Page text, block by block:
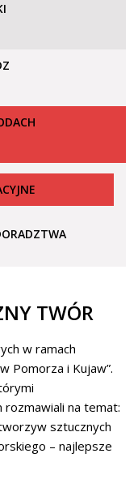
TWÓR
w ramach
Pomorza i Kujaw”.
rozmawiali na temat:
sztucznych
– najlepsze